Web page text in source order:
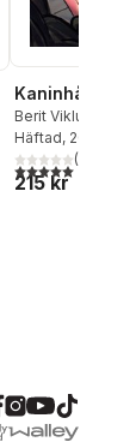
röster:
Kaninhålet
Berit Viklund
Häftad, 2017
5,0utav 5(
215 kr